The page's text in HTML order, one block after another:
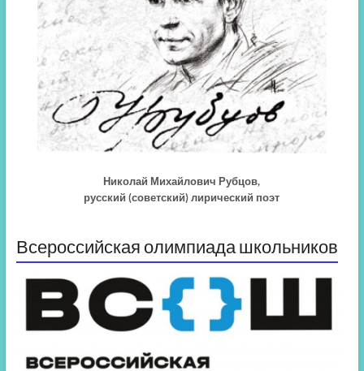
Николай Михайлович Рубцов,
русский (советский) лирический поэт
Всероссийская олимпиада школьников